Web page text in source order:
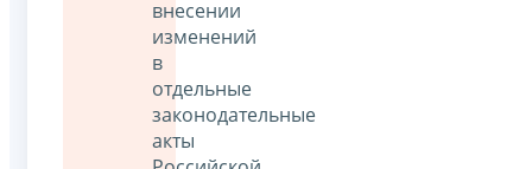
внесении
изменений
в
отдельные
законодательные
акты